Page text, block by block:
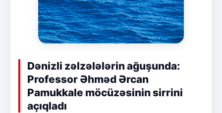
Dənizli zəlzələlərin ağuşunda:
Professor Əhməd Ərcan
Pamukkale möcüzəsinin sirrini
açıqladı